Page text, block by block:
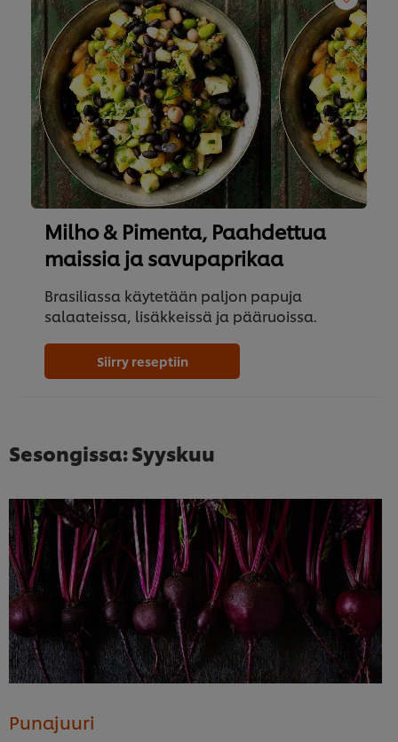
Milho & Pimenta, Paahdettua
maissia ja savupaprikaa
Brasiliassa käytetään paljon papuja
salaateissa, lisäkkeissä ja pääruoissa.
Siirry reseptiin
Sesongissa: Syyskuu
Punajuuri